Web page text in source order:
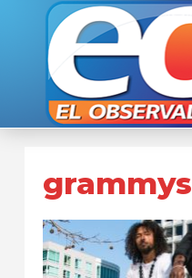
grammys